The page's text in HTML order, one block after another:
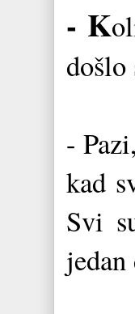
- K
-
kad
Svi